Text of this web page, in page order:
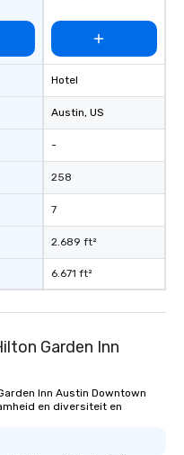
Hotel
Austin, US
-
258
7
2.689 ft²
6.671 ft²
Garden Inn
Inn Austin Downtown
en diversiteit en